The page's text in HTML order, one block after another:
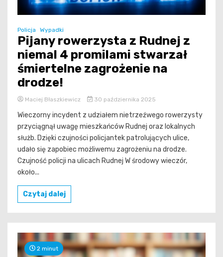
Policja Wypadki
Pijany rowerzysta z Rudnej z
niemal 4 promilami stwarzał
śmiertelne zagrożenie na
drodze!
Maciej Błaszkiewicz 30 października 2025
Wieczorny incydent z udziałem nietrzeźwego rowerzysty
przyciągnął uwagę mieszkańców Rudnej oraz lokalnych
służb. Dzięki czujności policjantek patrolujących ulice,
udało się zapobiec możliwemu zagrożeniu na drodze.
Czujność policji na ulicach Rudnej W środowy wieczór,
około...
Czytaj dalej
2 minut